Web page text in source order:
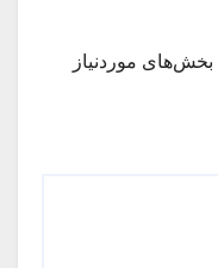
بخش‌های موردنیاز